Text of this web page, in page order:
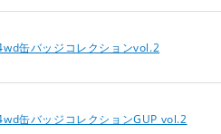
缶バッジコレクションvol.2
缶バッジコレクションGUP vol.2